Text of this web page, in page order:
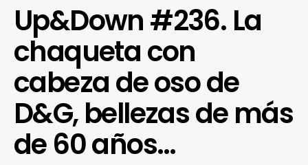
Up&Down #236. La
chaqueta con
cabeza de oso de
D&G, bellezas de más
de 60 años…